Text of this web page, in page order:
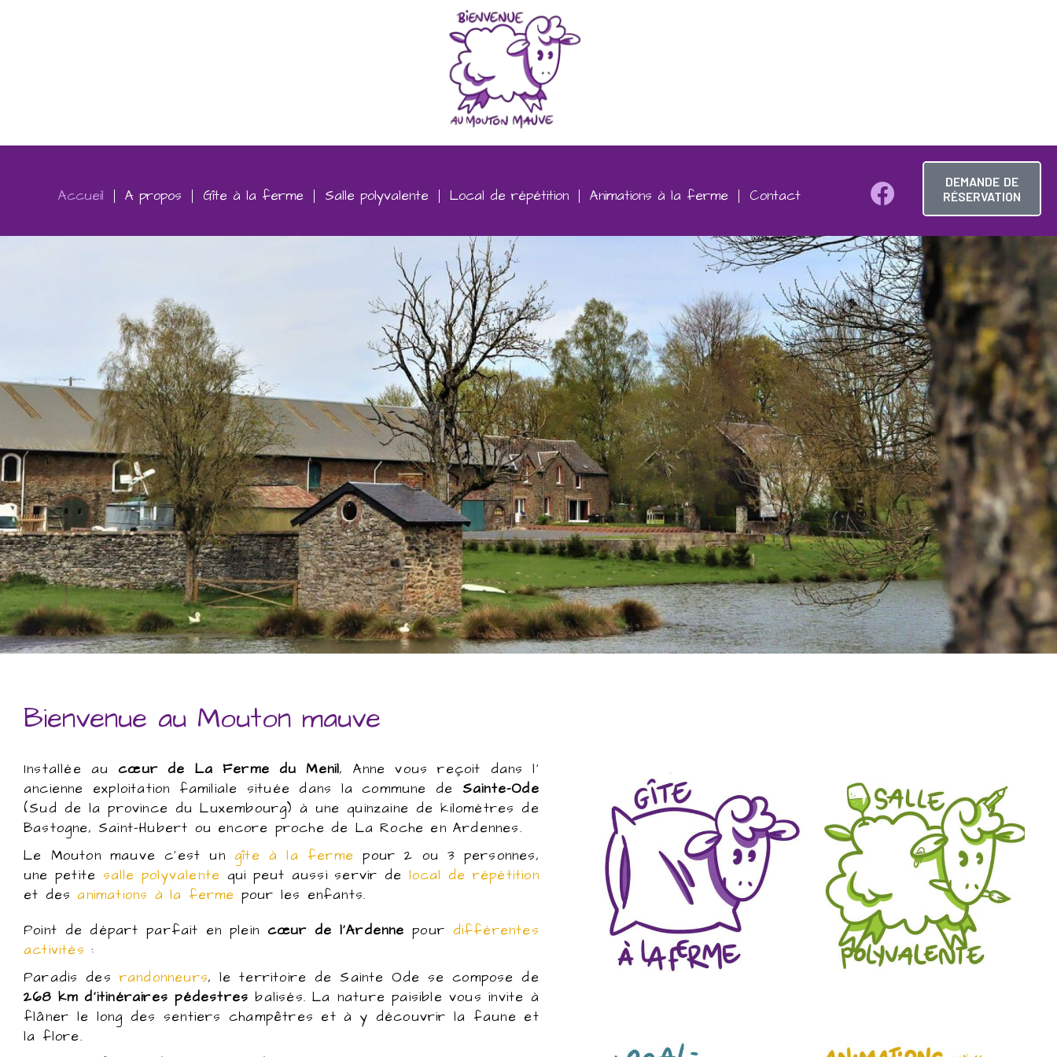
Accueil A propos Gîte à la ferme Salle polyvalente Local de répétition Animations à la ferme Contact
DEMANDE DE
RÉSERVATION
Bienvenue au Mouton mauve
Installée aucœur de La Ferme du Menil, Anne vous reçoit dans l’
ancienne exploitation familiale située dans la commune de Sainte-Ode
(Sud de la province du Luxembourg) à une quinzaine de kilomètres de
Bastogne, Saint-Hubert ou encore proche de La Roche en Ardennes.
Le Mouton mauve c’est un gîte à la ferme pour 2 ou 3 personnes,
une petite salle polyvalente qui peut aussi servir de local de répétition
et des animations à la ferme pour les enfants.
Point de départ parfait en plein cœur de l’Ardenne pour différentes
activités :
Paradis des randonneurs, le territoire de Sainte Ode se compose de
268 km d’itinéraires pédestres balisés. La nature paisible vous invite à
flâner le long des sentiers champêtres et à y découvrir la faune et
la flore.
Mouton mauve vous accueille à
Si vous êtes à la recherche
d'un local de répétition bien
situé pour pouvoir répéter
en toute tranquillité, ce local
est fait pour vous.
Découvrir le local
lumineux en pleine nature pour
Amener les enfants à être en
contact avec la Nature, les
animaux , comprendre la vie à
la Ferme , goûter et
préparer des aliments de la
Ferme